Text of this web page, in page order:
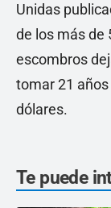
Unidas
de los más de
escombros
tomar 21
dólares.
Te puede